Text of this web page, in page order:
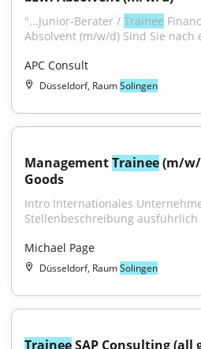
"...Junior-Berater / Trainee
Absolvent (m/w/d) Sind Sie nach
APC Consult
Düsseldorf, RaumSolingen
Management Trainee (m/w/
Goods
Intro Internationales
Stellenbeschreibung
Michael Page
Düsseldorf, RaumSolingen
Trainee SAP Consulting (all